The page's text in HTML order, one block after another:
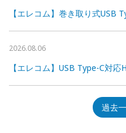
【エレコム】巻き取り式USB
2026.08.06
【エレコム】USB Type-C対
過去